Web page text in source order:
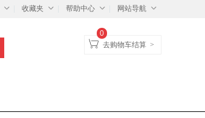
收藏夹 帮助中心 网站导航
去购物车结算 >
0